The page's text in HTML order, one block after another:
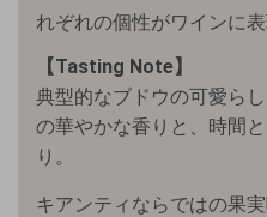
れぞれの個性がワインに表
【Tasting Note】
典型的なブドウの可愛ら
の華やかな香りと、時間
り。
キアンティならではの果